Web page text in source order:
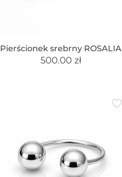
Pierścionek srebrny ROSALIA
500.00 zł